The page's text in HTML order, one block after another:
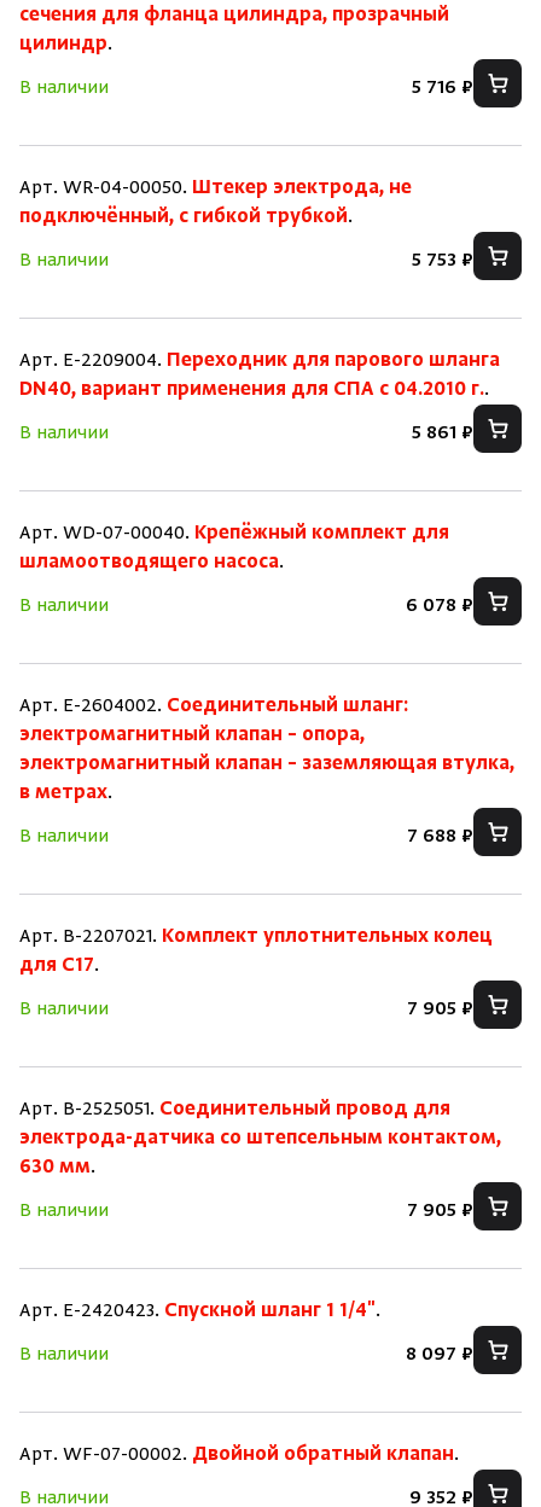
сечения для фланца цилиндра, прозрачный
цилиндр.
В наличии
5 716 ₽
Арт. WR-04-00050. Штекер электрода, не
подключённый, с гибкой трубкой.
В наличии
5 753 ₽
Арт. E-2209004. Переходник для парового шланга
DN40, вариант применения для СПА с 04.2010 г..
В наличии
5 861 ₽
Арт. WD-07-00040. Крепёжный комплект для
шламоотводящего насоса.
В наличии
6 078 ₽
Арт. E-2604002. Соединительный шланг:
электромагнитный клапан – опора,
электромагнитный клапан – заземляющая втулка,
в метрах.
В наличии
7 688 ₽
Арт. B-2207021. Комплект уплотнительных колец
для C17.
В наличии
7 905 ₽
Арт. B-2525051. Соединительный провод для
электрода-датчика со штепсельным контактом,
630 мм.
В наличии
7 905 ₽
Арт. E-2420423. Спускной шланг 1 1/4".
В наличии
8 097 ₽
Арт. WF-07-00002. Двойной обратный клапан.
В наличии
9 352 ₽
На главную
Войти
Нет аккаунта?Зарегистрироваться
Зарегистрироваться
Уже есть аккаунт?Войти